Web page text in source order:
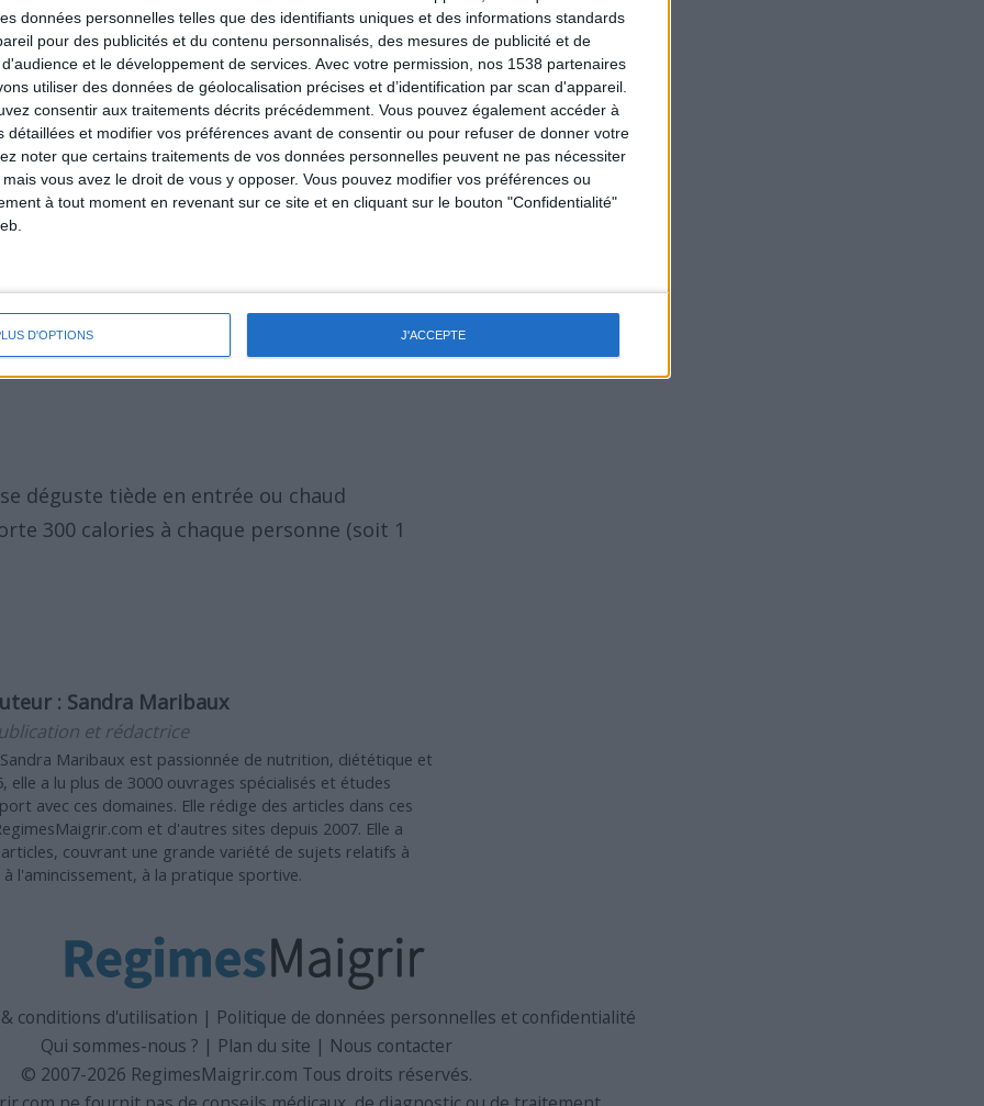
données personnelles telles que des identifiants uniques et des informations standards
pour des publicités et du contenu personnalisés, des mesures de publicité et de
et le développement de services. Avec votre permission, nos 1538 partenaires
utiliser des données de géolocalisation précises et d’identification par scan d'appareil.
consentir aux traitements décrits précédemment. Vous pouvez également accéder à
détaillées et modifier vos préférences avant de consentir ou pour refuser de donner votre
noter que certains traitements de vos données personnelles peuvent ne pas nécessiter
vous avez le droit de vous y opposer. Vous pouvez modifier vos préférences ou
à tout moment en revenant sur ce site et en cliquant sur le bouton "Confidentialité"
D'OPTIONS J'ACCEPTE
?
dans l’huile chaude.
& herbes.
les tomates, avant de les couper en petits
l’ail pressé et le persil aux calamars.
doux pendant 20 minutes.
déguste tiède en entrée ou chaud
300 calories à chaque personne (soit 1
: Sandra Maribaux
et rédactrice
Maribaux est passionnée de nutrition, diététique et
elle a lu plus de 3000 ouvrages spécialisés et études
avec ces domaines. Elle rédige des articles dans ces
et d'autres sites depuis 2007. Elle a
couvrant une grande variété de sujets relatifs à
l'amincissement, à la pratique sportive.
conditions d'utilisation | Politique de données personnelles et confidentialité
Qui sommes-nous ? | Plan du site | Nous contacter
© 2007-2026 RegimesMaigrir.com Tous droits réservés.